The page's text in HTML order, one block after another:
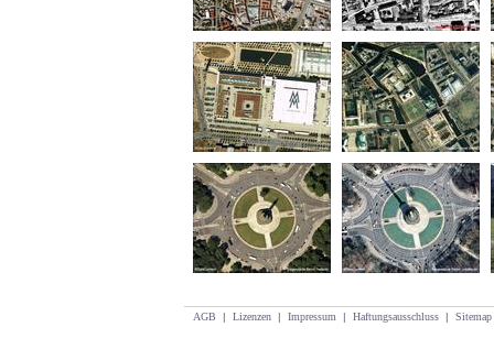
AGB | Lizenzen | Impressum | Haftungsausschluss | Sitemap